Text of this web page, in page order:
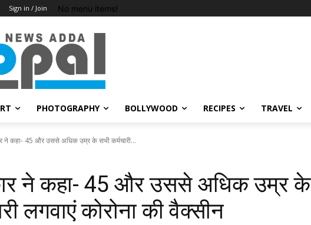
Sign in / Join No menu items!
PHOTOGRAPHY BOLLYWOOD RECIPES TRAVEL
ने कहा- 45 और उससे अधिक उम्र के सभी कर्मचारी...
ने कहा- 45 और उससे अधिक उम्र के
लगवाएं कोरोना की वैक्सीन